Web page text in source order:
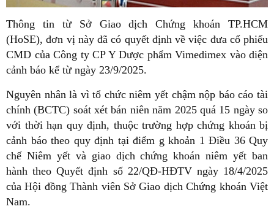
Thông tin từ Sở Giao dịch Chứng khoán TP.HCM
(HoSE), đơn vị này đã có quyết định về việc đưa cổ phiếu
CMD của Công ty CP Y Dược phẩm Vimedimex vào diện
cảnh báo kể từ ngày 23/9/2025.
Nguyên nhân là vì tổ chức niêm yết chậm nộp báo cáo tài
chính (BCTC) soát xét bán niên năm 2025 quá 15 ngày so
với thời hạn quy định, thuộc trường hợp chứng khoán bị
cảnh báo theo quy định tại điểm g khoản 1 Điều 36 Quy
chế Niêm yết và giao dịch chứng khoán niêm yết ban
hành theo Quyết định số 22/QĐ-HĐTV ngày 18/4/2025
của Hội đồng Thành viên Sở Giao dịch Chứng khoán Việt
Nam.